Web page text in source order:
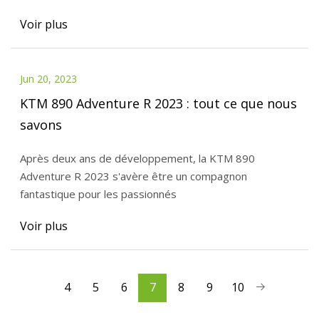
Voir plus
Jun 20, 2023
KTM 890 Adventure R 2023 : tout ce que nous
savons
Après deux ans de développement, la KTM 890
Adventure R 2023 s'avère être un compagnon
fantastique pour les passionnés
Voir plus
4 5 6 7 8 9 10